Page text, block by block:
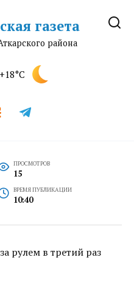
газета
района
+18°C
ПРОСМОТРОВ
15
ВРЕМЯ ПУБЛИКАЦИИ
10:40
рулем в третий раз